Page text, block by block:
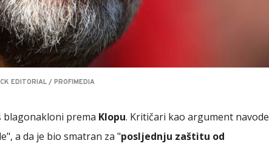
EDITORIAL / PROFIMEDIA
blagonakloni prema Klopu. Kritičari kao argument navode
a da je bio smatran za "posljednju zaštitu od